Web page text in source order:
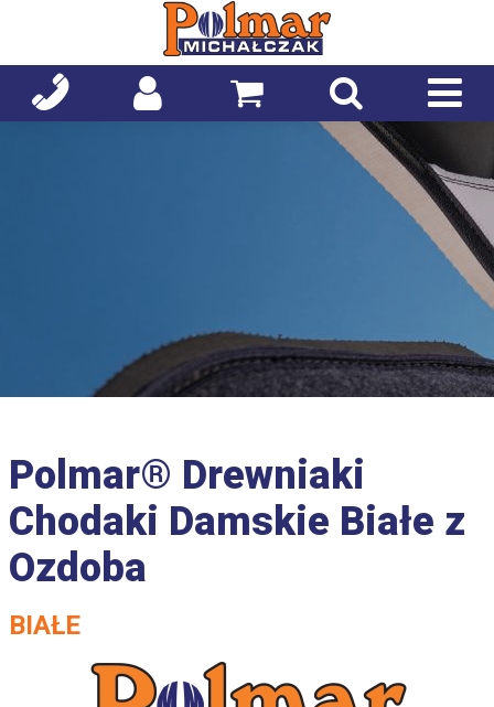
Polmar® Drewniaki
Chodaki Damskie Białe z
Ozdoba
BIAŁE